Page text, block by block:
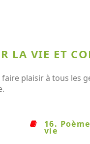
LA VIE ET
plaisir à tous les
16.
vie